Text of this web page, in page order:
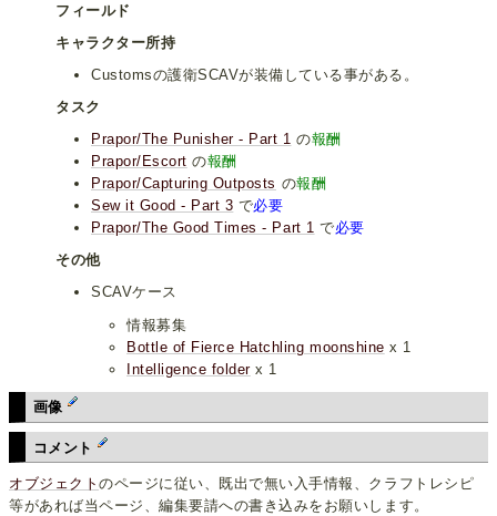
フィールド
キャラクター所持
Customsの護衛SCAVが装備している事がある。
タスク
Prapor/The Punisher - Part 1 の報酬
Prapor/Escort の報酬
Prapor/Capturing Outposts の報酬
Sew it Good - Part 3 で必要
Prapor/The Good Times - Part 1 で必要
その他
SCAVケース
情報募集
Bottle of Fierce Hatchling moonshine x 1
Intelligence folderx 1
画像
コメント
オブジェクトのページに従い、既出で無い入手情報、クラフトレシピ
等があれば当ページ、編集要請への書き込みをお願いします。